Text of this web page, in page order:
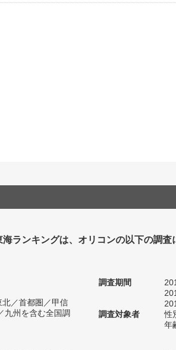
ランキングは、オリコンの以下の調査
／首都圏／甲信
九州を含む全国調
調査期間
調査対象者
性
年